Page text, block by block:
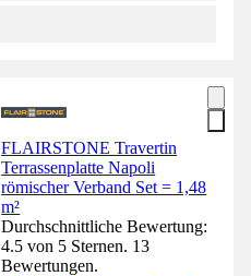
FLAIRSTONE Travertin
Terrassenplatte Napoli
römischer Verband Set = 1,48
m²
Durchschnittliche Bewertung:
4.5 von 5 Sternen. 13
Bewertungen.